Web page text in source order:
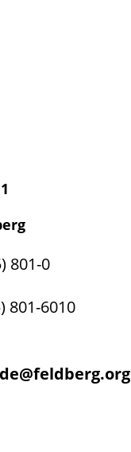
801-0
801-6010